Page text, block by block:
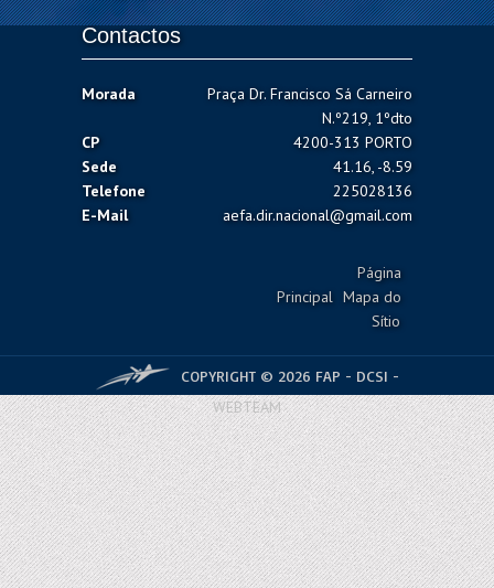
Contactos
Morada
Praça Dr. Francisco Sá Carneiro
N.º219, 1ºdto
CP
4200-313 PORTO
Sede
41.16, -8.59
Telefone
225028136
E-Mail
aefa.dir.nacional@gmail.com
Página
Principal Mapa do
Sítio
COPYRIGHT © 2026 FAP - DCSI -
WEBTEAM